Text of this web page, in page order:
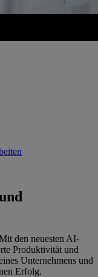
den neuesten AI-
Produktivität und
Unternehmens und
Erfolg.